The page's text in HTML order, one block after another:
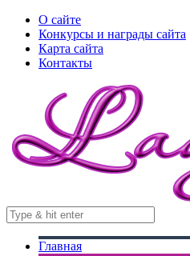
О сайте
Конкурсы и награды сайта
Карта сайта
Контакты
Главная